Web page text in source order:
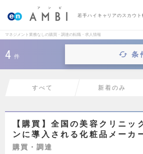
若手ハイキャリアのスカウト
マネジメント業務なしの購買・調達の転職・求人情報
4 件 条
すべて 新着のみ
【購買】全国の美容クリニッ
ンに導入される化粧品メーカ
購買・調達